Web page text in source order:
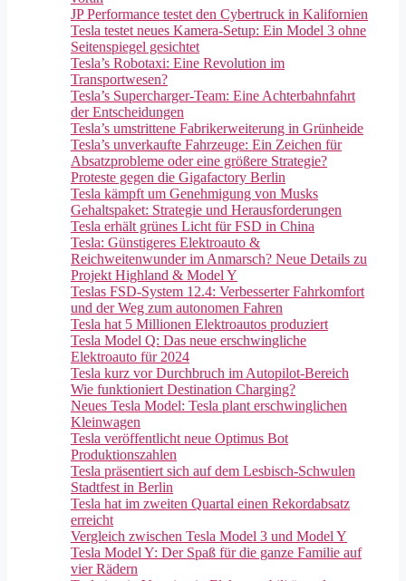
JP Performance testet den Cybertruck in Kalifornien
Tesla testet neues Kamera-Setup: Ein Model 3 ohne
Seitenspiegel gesichtet
Tesla’s Robotaxi: Eine Revolution im
Transportwesen?
Tesla’s Supercharger-Team: Eine Achterbahnfahrt
der Entscheidungen
Tesla’s umstrittene Fabrikerweiterung in Grünheide
Tesla’s unverkaufte Fahrzeuge: Ein Zeichen für
Absatzprobleme oder eine größere Strategie?
Proteste gegen die Gigafactory Berlin
Tesla kämpft um Genehmigung von Musks
Gehaltspaket: Strategie und Herausforderungen
Tesla erhält grünes Licht für FSD in China
Tesla: Günstigeres Elektroauto &
Reichweitenwunder im Anmarsch? Neue Details zu
Projekt Highland & Model Y
Teslas FSD-System 12.4: Verbesserter Fahrkomfort
und der Weg zum autonomen Fahren
Tesla hat 5 Millionen Elektroautos produziert
Tesla Model Q: Das neue erschwingliche
Elektroauto für 2024
Tesla kurz vor Durchbruch im Autopilot-Bereich
Wie funktioniert Destination Charging?
Neues Tesla Model: Tesla plant erschwinglichen
Kleinwagen
Tesla veröffentlicht neue Optimus Bot
Produktionszahlen
Tesla präsentiert sich auf dem Lesbisch-Schwulen
Stadtfest in Berlin
Tesla hat im zweiten Quartal einen Rekordabsatz
erreicht
Vergleich zwischen Tesla Model 3 und Model Y
Tesla Model Y: Der Spaß für die ganze Familie auf
vier Rädern